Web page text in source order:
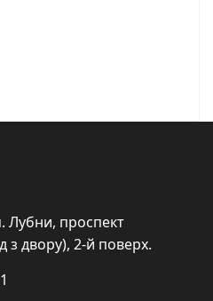
Лубни, проспект
з двору), 2-й поверх.